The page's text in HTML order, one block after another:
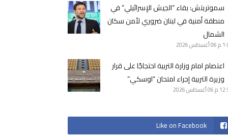
سموتريتش: بقاء “الجيش الإسرائيلي” في
منطقة أمنية في لبنان ضروري لأمن سكان
الشمال
م 06 أغسطس 2026
اعتصام امام وزارة التربية احتجاجًا على قرار
وزيرة التربية إجراء امتحان “اوسكي”
م 06 أغسطس 2026
Like on Facebook